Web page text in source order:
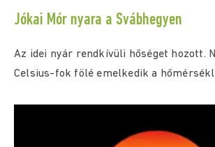
Jókai Mór nyara a Svábhegyen
Az idei nyár rendkívüli hőséget hozott.
Celsius-fok fölé emelkedik a